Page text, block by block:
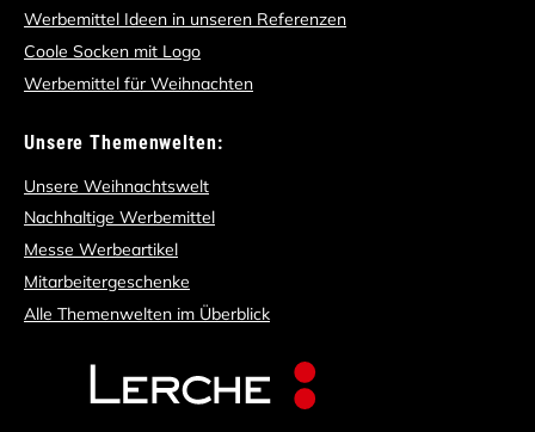
Werbemittel Ideen in unseren Referenzen
Coole Socken mit Logo
Werbemittel für Weihnachten
Unsere Themenwelten:
Unsere Weihnachtswelt
Nachhaltige Werbemittel
Messe Werbeartikel
Mitarbeitergeschenke
Alle Themenwelten im Überblick